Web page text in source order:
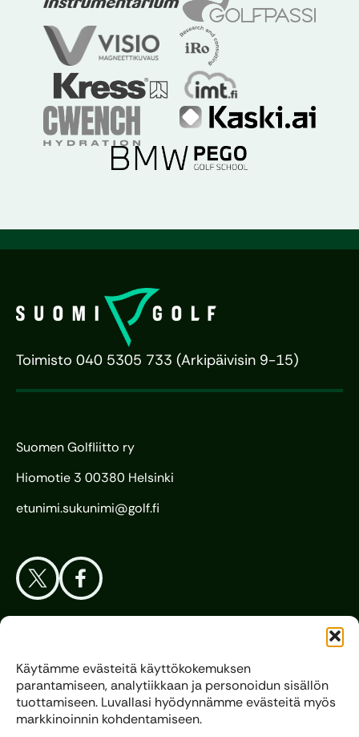
Käytämme evästeitä käyttökokemuksen
parantamiseen, analytiikkaan ja personoidun sisällön
tuottamiseen. Luvallasi hyödynnämme evästeitä myös
markkinoinnin kohdentamiseen.
Toimisto 040 5305 733 (Arkipäivisin 9-15)
Suomen Golfliitto ry
Hiomotie 3 00380 Helsinki
etunimi.sukunimi@golf.fi
Liitto